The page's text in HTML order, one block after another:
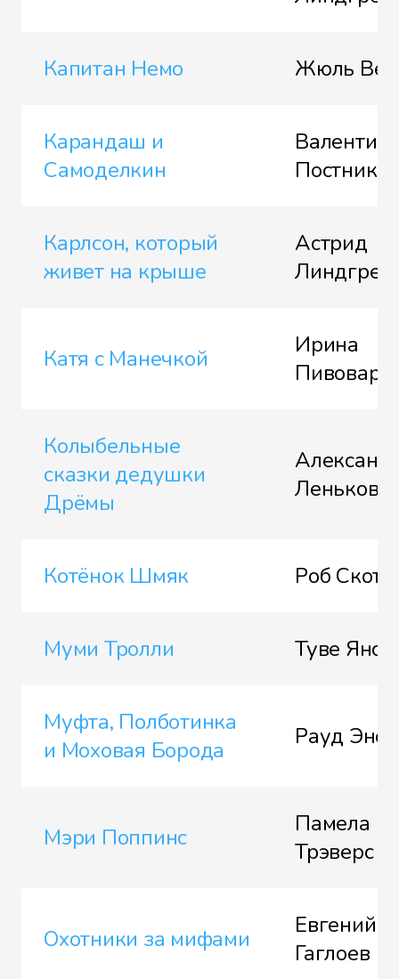
Капитан Немо Жюль
Карандаш и
Самоделкин
Валентин
Постников
Карлсон, который
живет на крыше
Астрид
Линдгрен
Катя с Манечкой
Ирина
Колыбельные
сказки дедушки
Дрёмы
Леньков
Котёнок Шмяк Роб
Муми Тролли Туве
Муфта, Полботинка
и Моховая Борода
Рауд Эно
Мэри Поппинс
Памела
Трэверс
Охотники за мифами
Евгений
Гаглоев